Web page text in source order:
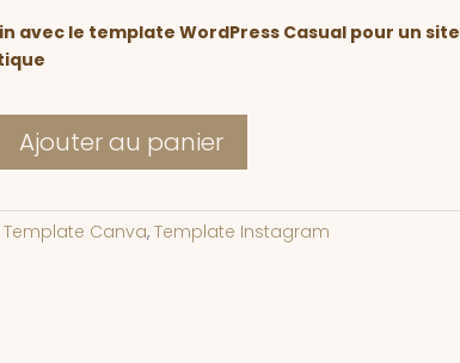
avec le template WordPress Casual pour un site
Ajouter au panier
Template Canva, Template Instagram